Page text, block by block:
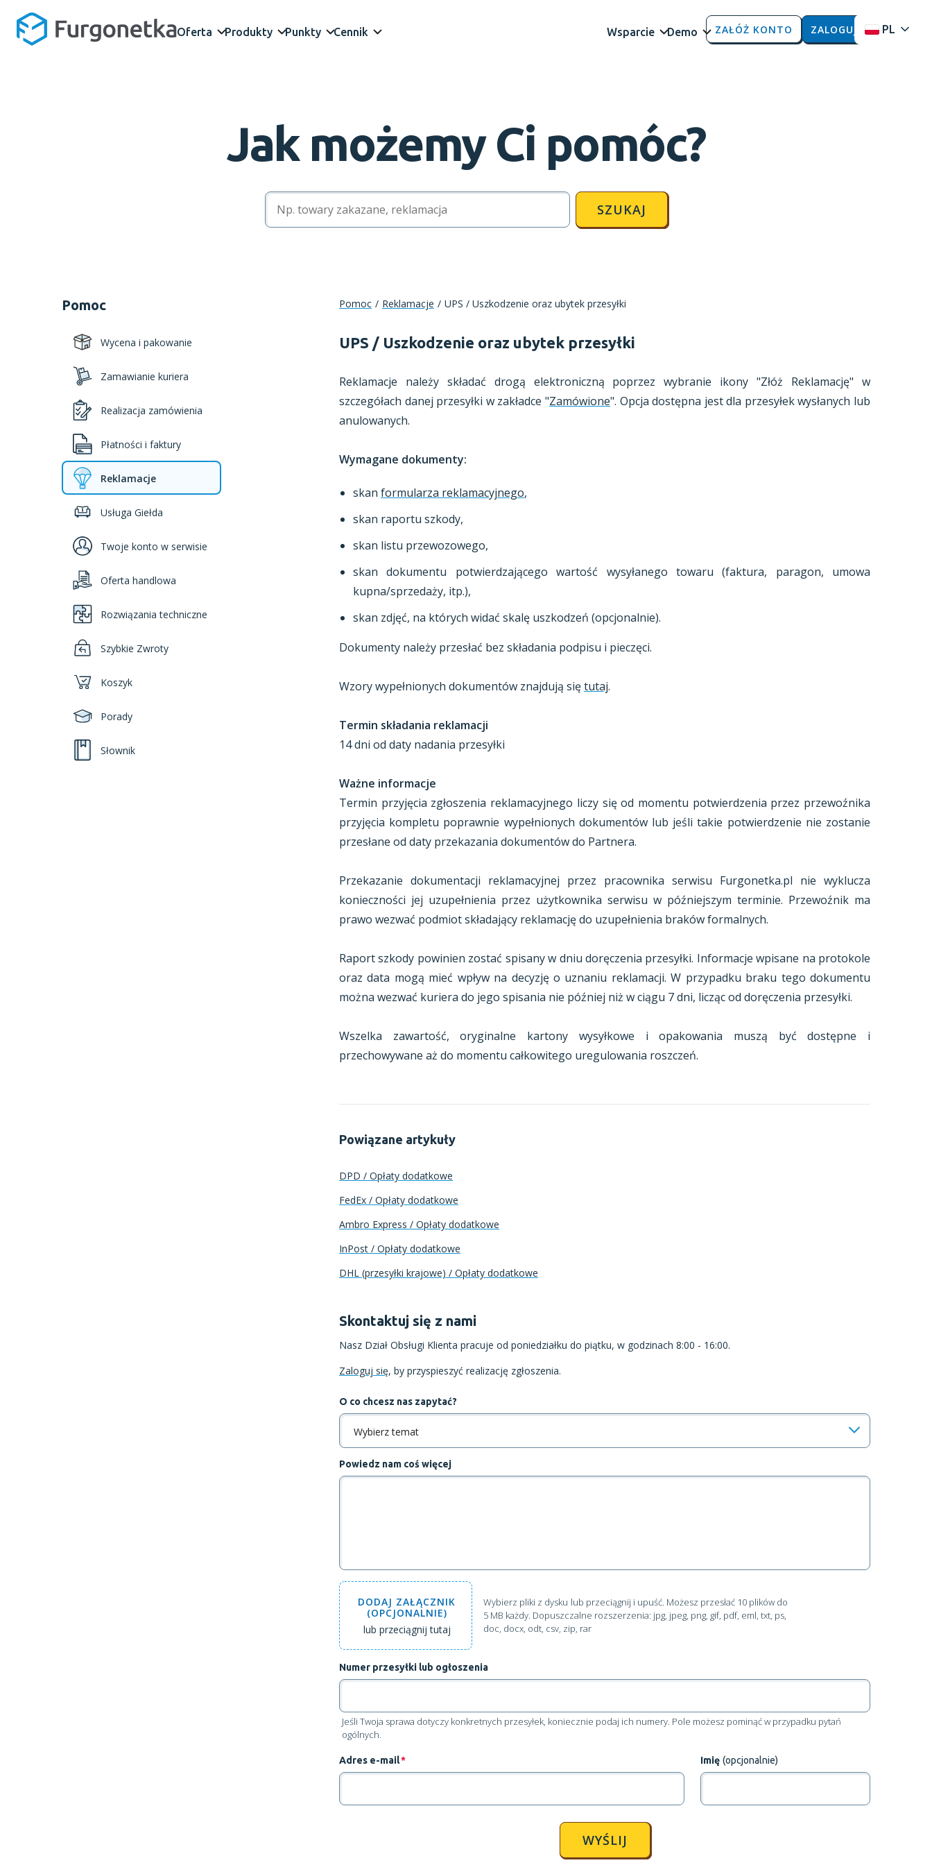
Oferta Produkty Punkty Cennik Wsparcie Demo ZAŁÓŻ KONTO ZALOGUJ PL
Jak możemy Ci pomóc?
SZUKAJ
Pomoc
Wycena i pakowanie
Zamawianie kuriera
Realizacja zamówienia
Płatności i faktury
Reklamacje
Usługa Giełda
Twoje konto w serwisie
Oferta handlowa
Rozwiązania techniczne
Szybkie Zwroty
Koszyk
Porady
Słownik
Pomoc / Reklamacje / UPS / Uszkodzenie oraz ubytek przesyłki
UPS / Uszkodzenie oraz ubytek przesyłki
Reklamacje należy składać drogą elektroniczną poprzez wybranie ikony "Złóż Reklamację" w
szczegółach danej przesyłki w zakładce "Zamówione". Opcja dostępna jest dla przesyłek wysłanych lub
anulowanych.
Wymagane dokumenty:
skan formularza reklamacyjnego,
skan raportu szkody,
skan listu przewozowego,
skan dokumentu potwierdzającego wartość wysyłanego towaru (faktura, paragon, umowa
kupna/sprzedaży, itp.),
skan zdjęć, na których widać skalę uszkodzeń (opcjonalnie).
Dokumenty należy przesłać bez składania podpisu i pieczęci.
Wzory wypełnionych dokumentów znajdują siętutaj.
Termin składania reklamacji
14 dni od daty nadania przesyłki
Ważne informacje
Termin przyjęcia zgłoszenia reklamacyjnego liczy się od momentu potwierdzenia przez przewoźnika
przyjęcia kompletu poprawnie wypełnionych dokumentów lub jeśli takie potwierdzenie nie zostanie
przesłane od daty przekazania dokumentów do Partnera.
Przekazanie dokumentacji reklamacyjnej przez pracownika serwisu Furgonetka.pl nie wyklucza
konieczności jej uzupełnienia przez użytkownika serwisu w późniejszym terminie. Przewoźnik ma
prawo wezwać podmiot składający reklamację do uzupełnienia braków formalnych.
Raport szkody powinien zostać spisany w dniu doręczenia przesyłki. Informacje wpisane na protokole
oraz data mogą mieć wpływ na decyzję o uznaniu reklamacji. W przypadku braku tego dokumentu
można wezwać kuriera do jego spisania nie później niż w ciągu 7 dni, licząc od doręczenia przesyłki.
Wszelka zawartość, oryginalne kartony wysyłkowe i opakowania muszą być dostępne i
przechowywane aż do momentu całkowitego uregulowania roszczeń.
Powiązane artykuły
DPD / Opłaty dodatkowe
FedEx / Opłaty dodatkowe
Ambro Express / Opłaty dodatkowe
InPost / Opłaty dodatkowe
DHL (przesyłki krajowe) / Opłaty dodatkowe
Skontaktuj się z nami
Nasz Dział Obsługi Klienta pracuje od poniedziałku do piątku, w godzinach 8:00 - 16:00.
Zaloguj się, by przyspieszyć realizację zgłoszenia.
O co chcesz nas zapytać?
Wybierz temat
Powiedz nam coś więcej
DODAJ ZAŁĄCZNIK
(OPCJONALNIE)
lub przeciągnij tutaj
Wybierz pliki z dysku lub przeciągnij i upuść. Możesz przesłać 10 plików do
5 MB każdy. Dopuszczalne rozszerzenia: jpg, jpeg, png, gif, pdf, eml, txt, ps,
doc, docx, odt, csv, zip, rar
Numer przesyłki lub ogłoszenia
Jeśli Twoja sprawa dotyczy konkretnych przesyłek, koniecznie podaj ich numery. Pole możesz pominąć w przypadku pytań
ogólnych.
Adres e-mail* Imię (opcjonalnie)
WYŚLIJ